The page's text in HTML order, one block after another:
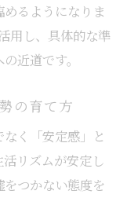
るようになりま
用し、具体的な準
近道です。
の育て方
く「安定感」と
活リズムが安定し
つかない態度を